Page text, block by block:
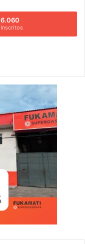
6.060
Inscritos